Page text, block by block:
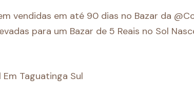
vendidas em até 90 dias no Bazar da
para um Bazar de 5 Reais no Sol